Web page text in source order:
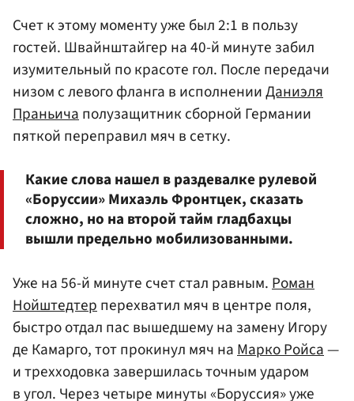
Счет к этому моменту уже был 2:1 в пользу
гостей. Швайнштайгер на 40-й минуте забил
изумительный по красоте гол. После передачи
низом с левого фланга в исполненииДаниэля
Праньичаполузащитник сборной Германии
пяткой переправил мяч в сетку.
Какие слова нашел в раздевалке рулевой
«Боруссии» Михаэль Фронтцек, сказать
сложно, но на второй тайм гладбахцы
вышли предельно мобилизованными.
Уже на 56-й минуте счет стал равным.Роман
Нойштедтерперехватил мяч в центре поля,
быстро отдал пас вышедшему на замену Игору
де Камарго, тот прокинул мяч наМарко Ройса—
и трехходовка завершилась точным ударом
в угол. Через четыре минуты «Боруссия» уже